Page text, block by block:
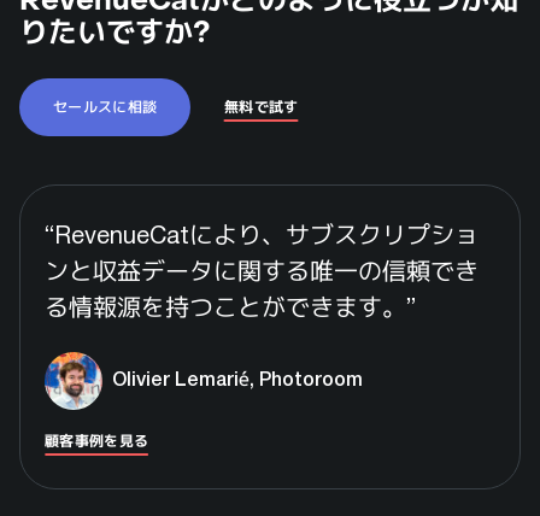
りたいですか?
セールスに相談 無料で試す
“ RevenueCatにより、サブスクリプショ
ンと収益データに関する唯一の信頼でき
る情報源を持つことができます。 ”
Olivier Lemarié, Photoroom
顧客事例を見る